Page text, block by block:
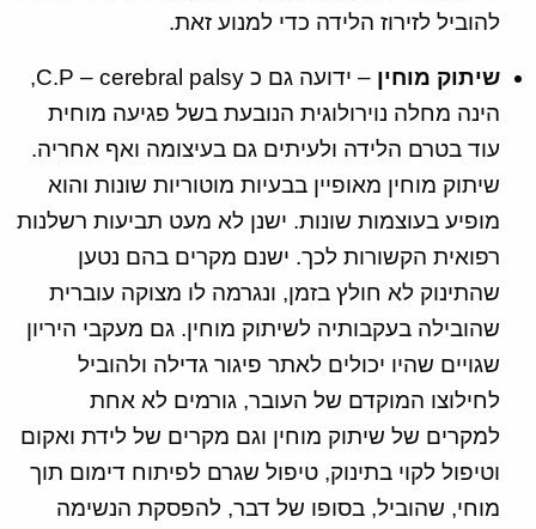
להוביל לזירוז הלידה כדי למנוע זאת.
שיתוק מוחין
– ידועה גם כ C.P – cerebral palsy,
הינה מחלה נוירולוגית הנובעת בשל פגיעה מוחית
עוד בטרם הלידה ולעיתים גם בעיצומה ואף אחריה.
שיתוק מוחין מאופיין בבעיות מוטוריות שונות והוא
מופיע בעוצמות שונות. ישנן לא מעט תביעות רשלנות
רפואית הקשורות לכך. ישנם מקרים בהם נטען
שהתינוק לא חולץ בזמן, ונגרמה לו מצוקה עוברית
שהובילה בעקבותיה לשיתוק מוחין. גם מעקבי היריון
שגויים שהיו יכולים לאתר פיגור גדילה ולהוביל
לחילוצו המוקדם של העובר, גורמים לא אחת
למקרים של שיתוק מוחין וגם מקרים של לידת ואקום
וטיפול לקוי בתינוק, טיפול שגרם לפיתוח דימום תוך
מוחי, שהוביל, בסופו של דבר, להפסקת הנשימה